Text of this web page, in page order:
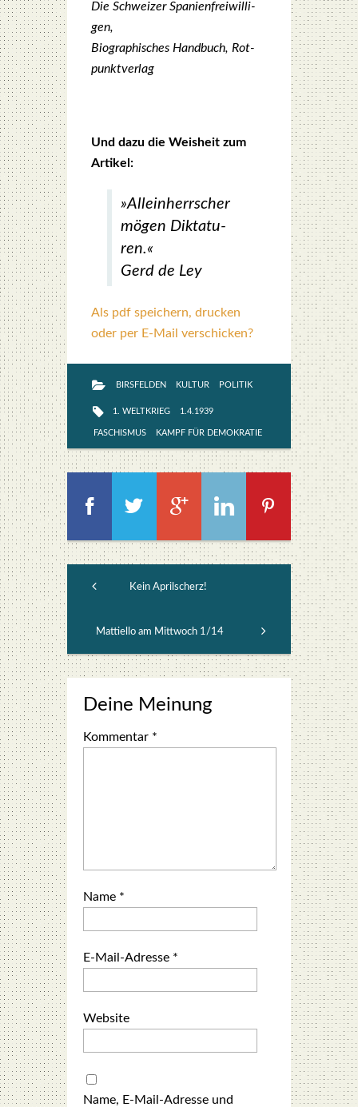
Die Schwei­zer Spa­ni­en­frei­wil­li­
gen,
Bio­gra­phi­sches Hand­buch, Rot­
punkt­ver­lag
Und dazu die Weis­heit zum
Arti­kel:
»Allein­herr­scher
mögen Dik­ta­tu­
ren.«
Gerd de Ley
Als pdf speichern, drucken
oder per E-Mail verschicken?
BIRSFELDEN KULTUR POLITIK
1. WELTKRIEG 1.4.1939
FASCHISMUS KAMPF FÜR DEMOKRATIE
Kein Aprilscherz!
Mattiello am Mittwoch 1/14
Deine Meinung
Kommentar *
Name *
E-Mail-Adresse *
Website
Name, E-Mail-Adresse und